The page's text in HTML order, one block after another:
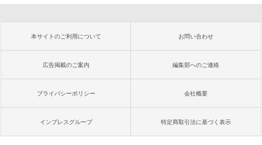
本サイトのご利用について お問い合わせ
広告掲載のご案内 編集部へのご連絡
プライバシーポリシー 会社概要
インプレスグループ 特定商取引法に基づく表示